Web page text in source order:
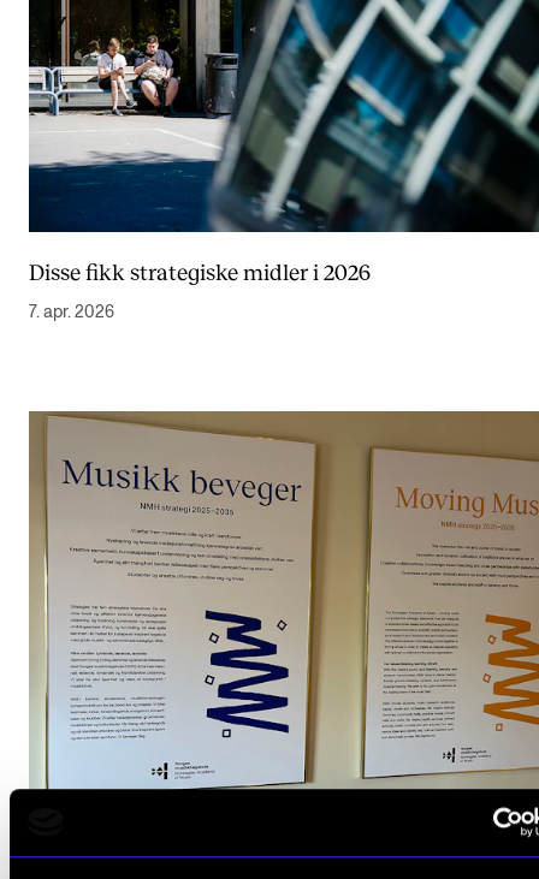
Disse fikk strategiske midler i 2026
7. apr. 2026